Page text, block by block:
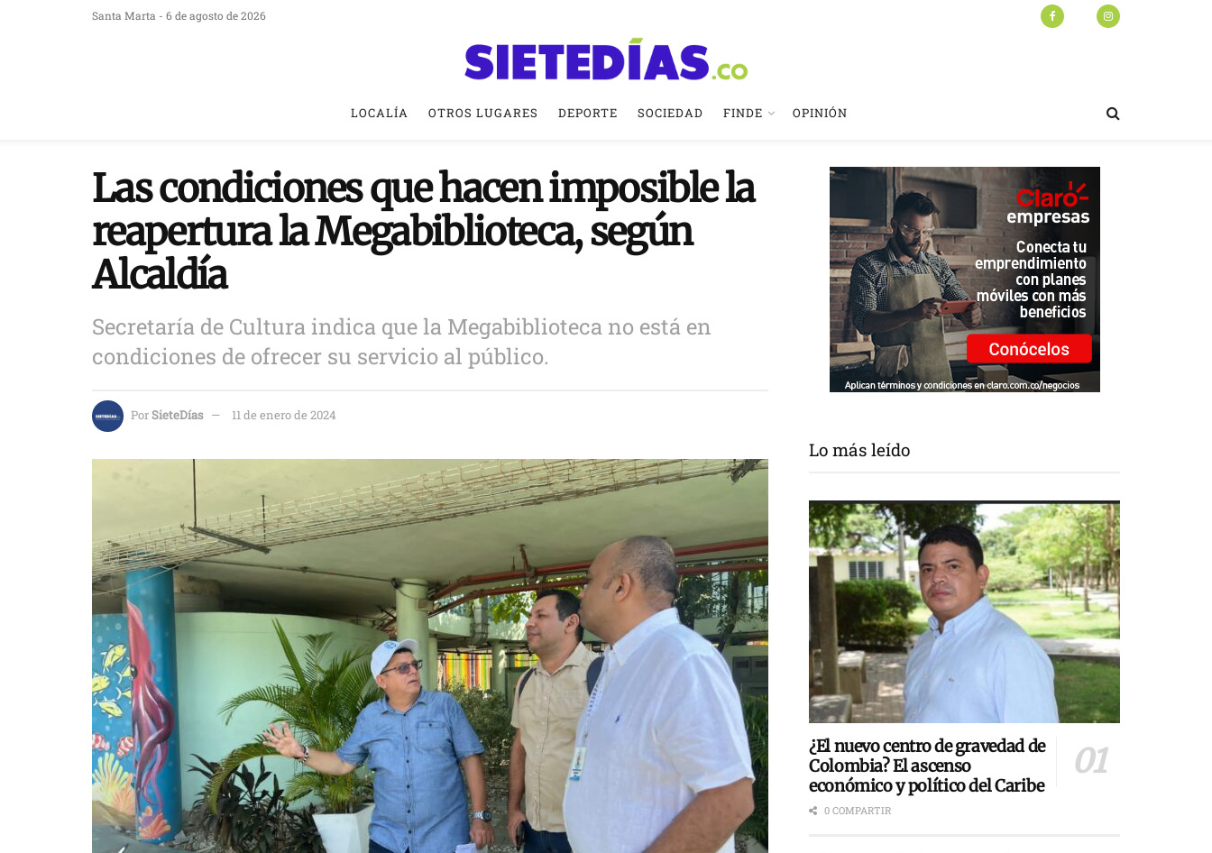
Santa Marta - 6 de agosto de 2026
LOCALÍA OTROS LUGARES DEPORTE SOCIEDAD FINDE OPINIÓN
Las condiciones que hacen imposible la
reapertura la Megabiblioteca, según
Alcaldía
Secretaría de Cultura indica que la Megabiblioteca no está en
condiciones de ofrecer su servicio al público.
PorSieteDías 11 de enero de 2024
Lo más leído
¿El nuevo centro de gravedad de
Colombia? El ascenso
económico y político del Caribe
0 COMPARTIR